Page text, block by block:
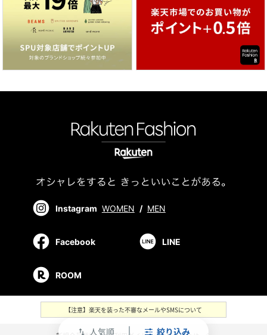
swap_vert 人気順 絞り込み
Instagram WOMEN / MEN
Facebook LINE
ROOM
【注意】楽天を装った不審なメールやSMSについて